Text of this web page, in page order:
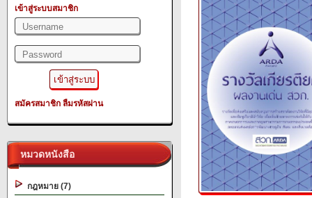
เข้าสู่ระบบสมาชิก
สมัครสมาชิก ลืมรหัสผ่าน
หมวดหนังสือ
กฎหมาย (7)